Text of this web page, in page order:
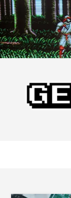
Skip
to
content